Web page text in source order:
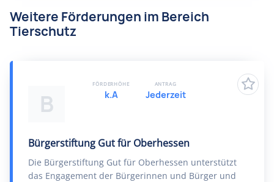
Weitere Förderungen im Bereich
Tierschutz
B
Bürgerstiftung Gut für Oberhessen
Die Bürgerstiftung Gut für Oberhessen unterstützt
das Engagement der Bürgerinnen und Bürger und
FÖRDERHÖHE
k.A
ANTRAG
Jederzeit